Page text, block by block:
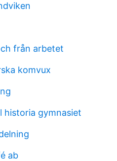
från arbetet
komvux
historia gymnasiet
ab